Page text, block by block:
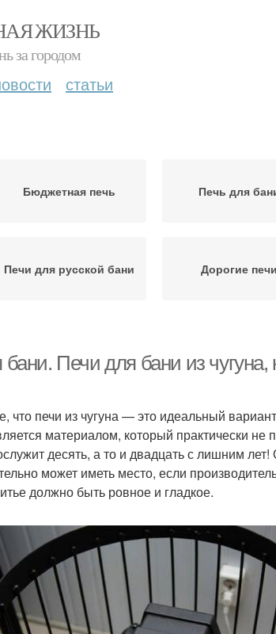
ЖИЗНЬ
за городом
статьи
Бюджетная печь Печь для
Печи для русской бани Дорогие печи
Печи с
теплообменником
Электрические
Печи для бани из
что печи из чугуна — это идеальный
материалом, который практически не
десять, а то и двадцать с лишним
может иметь место, если
должно быть ровное и гладкое.